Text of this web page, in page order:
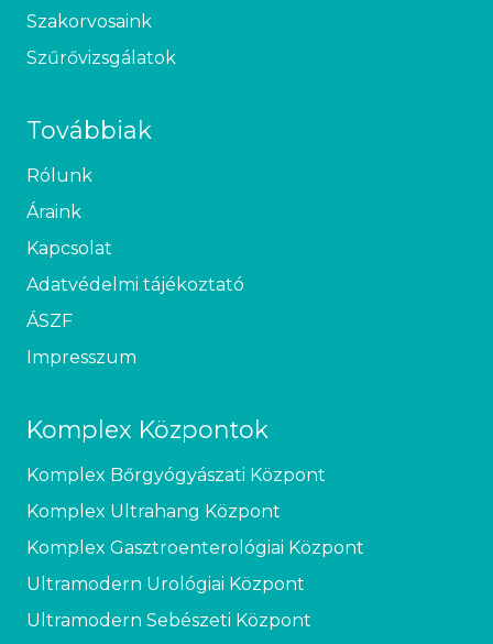
Szakorvosaink
Szűrővizsgálatok
Továbbiak
Rólunk
Áraink
Kapcsolat
Adatvédelmi tájékoztató
ÁSZF
Impresszum
Komplex Központok
Komplex Bőrgyógyászati Központ
Komplex Ultrahang Központ
Komplex Gasztroenterológiai Központ
Ultramodern Urológiai Központ
Ultramodern Sebészeti Központ